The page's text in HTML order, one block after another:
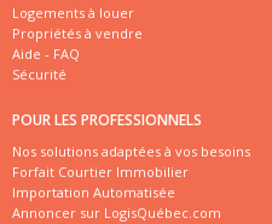
Logements à louer
Propriétés à vendre
Aide - FAQ
Sécurité
POUR LES PROFESSIONNELS
Nos solutions adaptées à vos besoins
Forfait Courtier Immobilier
Importation Automatisée
Annoncer sur LogisQuébec.com